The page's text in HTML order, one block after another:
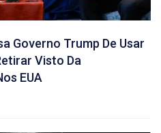
Governo Trump De Usar
Visto Da
EUA